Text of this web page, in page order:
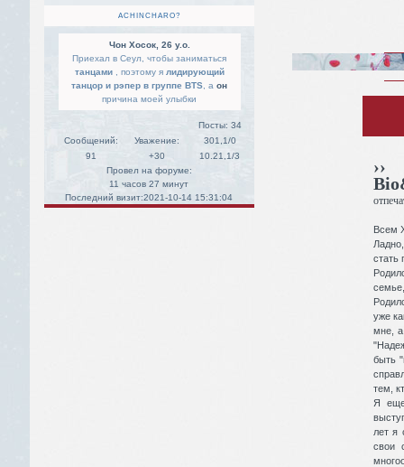
ACHINCHARO?
Чон Хосок, 26 y.o.
Приехал в Сеул, чтобы заниматься
танцами
, поэтому я лидирующий
танцор и рэпер в группе BTS , а он
причина моей улыбки
Сообщений:
91
Уважение:
+30
Посты: 34
301,1/0
10.21,1/3
Провел на форуме:
11 часов 27 минут
Последний визит:2021-10-14 15:31:04
››
Всем
стать
уже
мне,
быть
тем,
Я еще
лет я
свои